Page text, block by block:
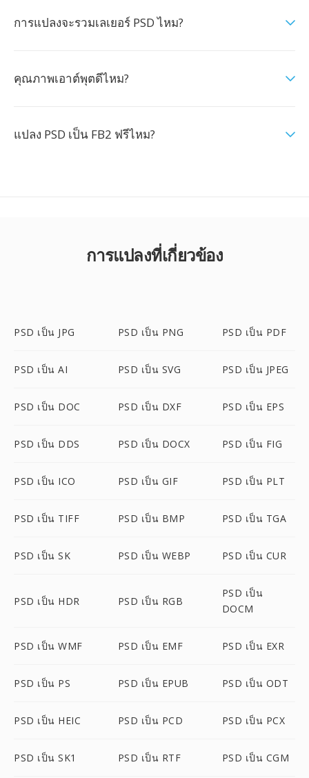
การแปลงจะรวมเลเยอร์ PSD ไหม?
คุณภาพเอาต์พุตดีไหม?
แปลง PSD เป็น FB2 ฟรีไหม?
การแปลงที่เกี่ยวข้อง
PSD เป็น JPG PSD เป็น PNG PSD เป็น PDF
PSD เป็น AI PSD เป็น SVG PSD เป็น JPEG
PSD เป็น DOC PSD เป็น DXF PSD เป็น EPS
PSD เป็น DDS PSD เป็น DOCX PSD เป็น FIG
PSD เป็น ICO PSD เป็น GIF PSD เป็น PLT
PSD เป็น TIFF PSD เป็น BMP PSD เป็น TGA
PSD เป็น SK PSD เป็น WEBP PSD เป็น CUR
PSD เป็น HDR PSD เป็น RGB
PSD เป็น
DOCM
PSD เป็น WMF PSD เป็น EMF PSD เป็น EXR
PSD เป็น PS PSD เป็น EPUB PSD เป็น ODT
PSD เป็น HEIC PSD เป็น PCD PSD เป็น PCX
PSD เป็น SK1 PSD เป็น RTF PSD เป็น CGM